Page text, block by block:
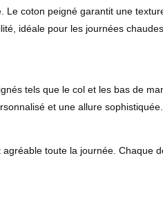
coton peigné garantit une
idéale pour les journées
tels que le col et les bas de
et une allure sophistiquée.
toute la journée. Chaque